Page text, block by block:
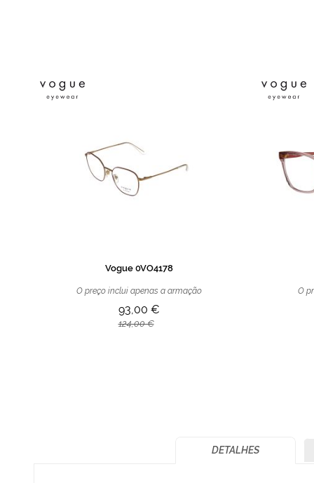
Vogue 0VO4178
O preço inclui apenas a armação
93,00 €
124,00 €
O
DETALHES